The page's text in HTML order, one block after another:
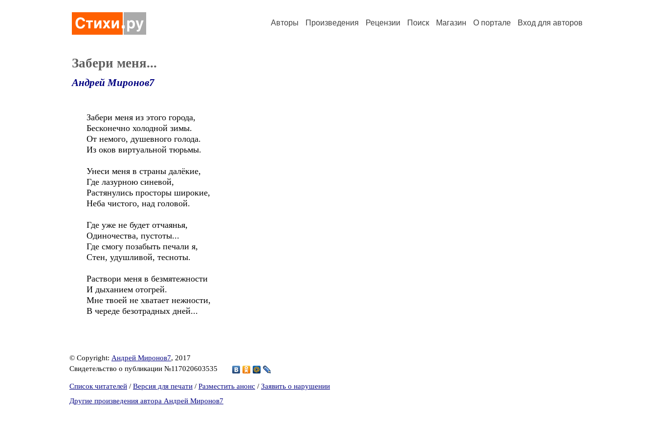
Авторы Произведения Рецензии Поиск Магазин О портале Вход для авторов
Забери меня...
Андрей Миронов7
Забери меня из этого города,
Бесконечно холодной зимы.
От немого, душевного голода.
Из оков виртуальной тюрьмы.
Унеси меня в страны далёкие,
Где лазурною синевой,
Растянулись просторы широкие,
Неба чистого, над головой.
Где уже не будет отчаянья,
Одиночества, пустоты...
Где смогу позабыть печали я,
Стен, удушливой, тесноты.
Раствори меня в безмятежности
И дыханием отогрей.
Мне твоей не хватает нежности,
В череде безотрадных дней...
© Copyright: Андрей Миронов7, 2017
Свидетельство о публикации №117020603535
Список читателей / Версия для печати / Разместить анонс / Заявить о нарушении
Другие произведения автора Андрей Миронов7